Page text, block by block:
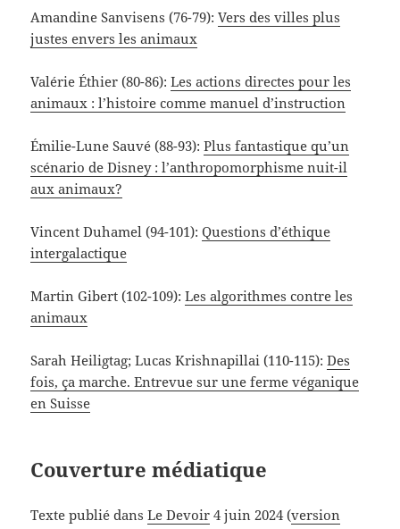
Amandine Sanvisens (76-79):Vers des villes plus
justes envers les animaux
Valérie Éthier (80-86):Les actions directes pour les
animaux : l’histoire comme manuel d’instruction
Émilie-Lune Sauvé (88-93):Plus fantastique qu’un
scénario de Disney : l’anthropomorphisme nuit-il
aux animaux?
Vincent Duhamel (94-101):Questions d’éthique
intergalactique
Martin Gibert (102-109):Les algorithmes contre les
animaux
Sarah Heiligtag; Lucas Krishnapillai (110-115):Des
fois, ça marche. Entrevue sur une ferme véganique
en Suisse
Couverture médiatique
Texte publié dansLe Devoir 4 juin 2024 (version